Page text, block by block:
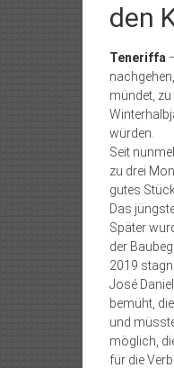
den
Teneriffa
mündet,
würden.
Seit
zu drei
gutes
Das
Später
der
2019
José
bemüht,
und
möglich,
für die